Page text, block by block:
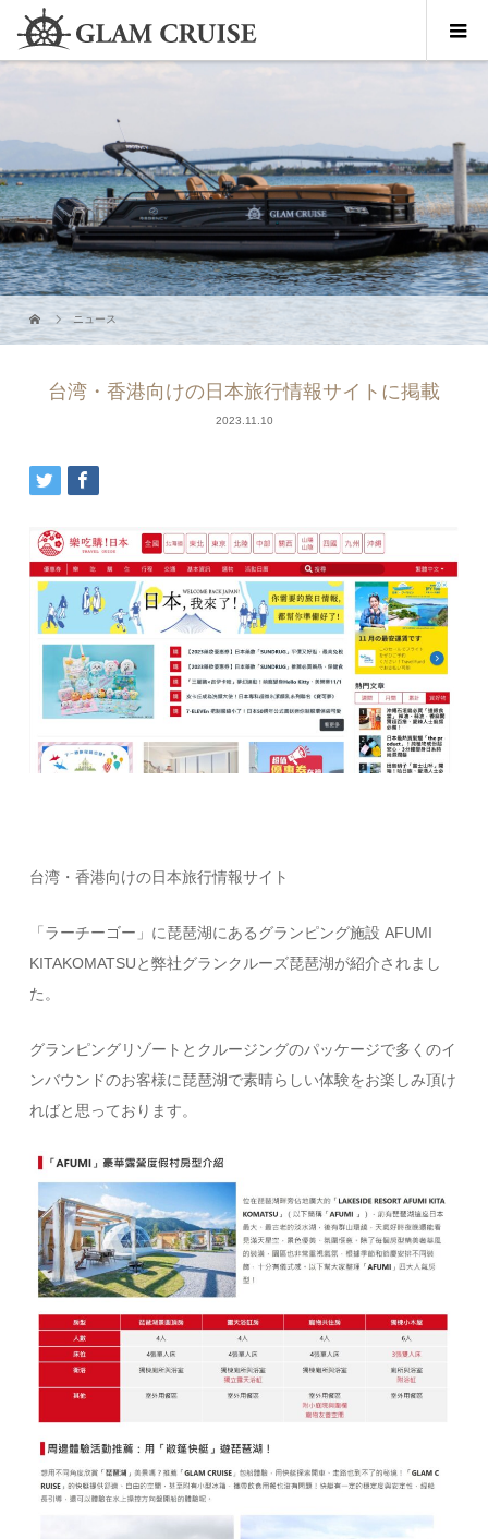
ニュース
台湾・香港向けの日本旅行情報サイトに掲載
2023.11.10
台湾・香港向けの日本旅行情報サイト
「ラーチーゴー」に琵琶湖にあるグランピング施設 AFUMI
KITAKOMATSUと弊社グランクルーズ琵琶湖が紹介されまし
た。
グランピングリゾートとクルージングのパッケージで多くのイ
ンバウンドのお客様に琵琶湖で素晴らしい体験をお楽しみ頂け
ればと思っております。